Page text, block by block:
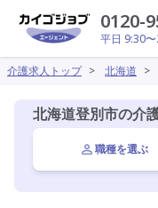
0120-
平日 9:30
介護求人トップ > 北海道 >
北海道登別市の介
職種を選ぶ